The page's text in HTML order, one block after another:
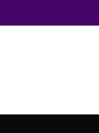
contenido